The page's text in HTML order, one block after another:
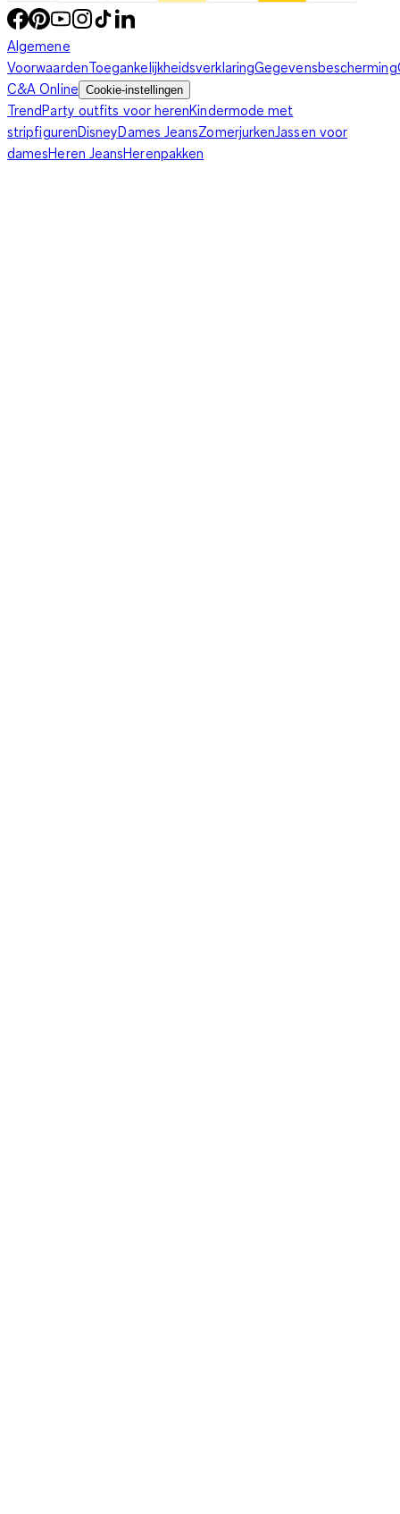
Algemene
VoorwaardenToegankelijkheidsverklaringGegevensbescherming
C&A Online Cookie-instellingen
TrendParty outfits voor herenKindermode met
stripfigurenDisneyDames JeansZomerjurkenJassen voor
damesHeren JeansHerenpakken